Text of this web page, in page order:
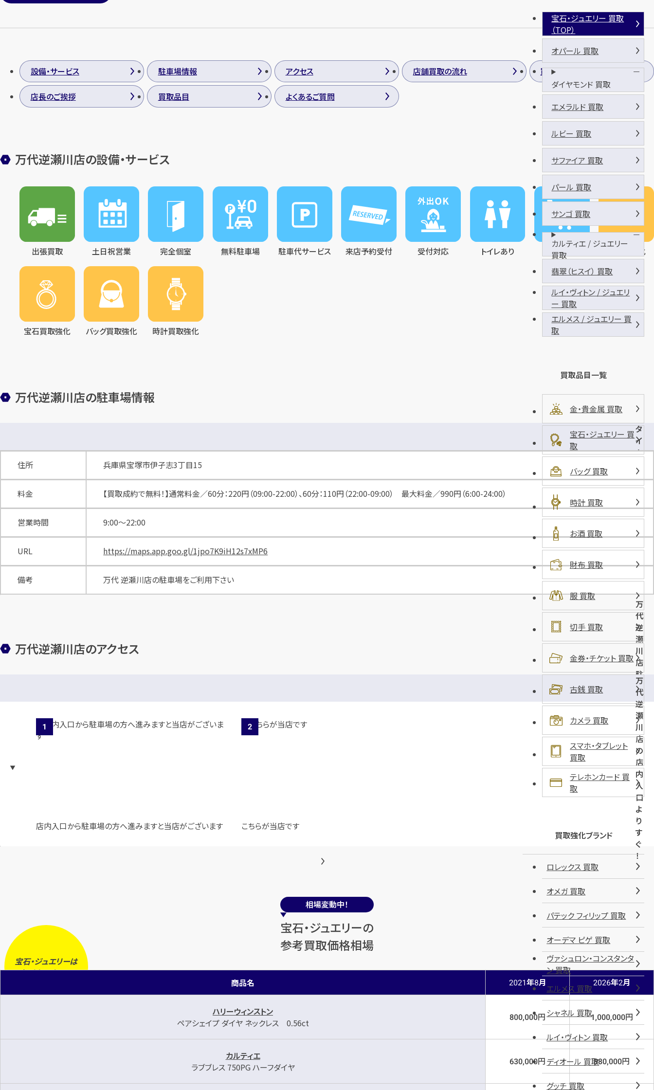
設備・サービス 駐車場情報 アクセス 店舗買取の流れ 買取方法
店長のご挨拶 買取品目 よくあるご質問
万代逆瀬川店の設備・サービス
出張買取 土日祝営業 完全個室 無料駐車場 駐車代サービス 来店予約受付 受付対応 トイレあり 商業施設内 金買取強化
宝石買取強化 バッグ買取強化 時計買取強化
万代逆瀬川店の駐車場情報
タ
イ
ム
逆
瀬
川
ロ
ー
ズ
ス
エ
ア
（
万
代
逆
瀬
川
店
駐
車
場
）
住所 兵庫県宝塚市伊孑志3丁目15
料金 【買取成約で無料！】通常料金／60分：220円（09:00-22:00）、60分：110円（22:00-09:00） 最大料金／990円（6:00-24:00）
営業時間 9:00〜22:00
URL https://maps.app.goo.gl/1jpo7K9iH12s7xMP6
備考 万代 逆瀬川店の駐車場をご利用下さい
万代逆瀬川店のアクセス
万
代
逆
瀬
川
店
の
店
内
入
口
よ
り
す
ぐ
！
店内入口から駐車場の方へ進みますと当店がございます こちらが当店です
相場変動中！
宝石・ジュエリーの
参考買取価格相場
宝石・ジュエリーは
今が売り時です！
商品名
2021年8月 2026年2月
ハリーウィンストン
ペアシェイプ ダイヤ ネックレス 0.56ct
800,000円 1,000,000円
カルティエ
ラブブレス 750PG ハーフダイヤ
630,000円 880,000円
宝石・ジュエリー 買取
（TOP）
オパール 買取
ダイヤモンド 買取
エメラルド 買取
ルビー 買取
サファイア 買取
パール 買取
サンゴ 買取
カルティエ / ジュエリー
買取
翡翠（ヒスイ） 買取
ルイ・ヴィトン / ジュエリ
ー 買取
エルメス / ジュエリー 買
取
買取品目一覧
金・貴金属 買取
宝石・ジュエリー 買
取
バッグ 買取
時計 買取
お酒 買取
財布 買取
服 買取
切手 買取
金券・チケット 買取
古銭 買取
カメラ 買取
スマホ・タブレット
買取
テレホンカード 買
取
買取強化ブランド
ロレックス 買取
オメガ 買取
パテック フィリップ 買取
オーデマ ピゲ 買取
ヴァシュロン・コンスタンタ
ン 買取
エルメス 買取
シャネル 買取
ルイ・ヴィトン 買取
ディオール 買取
グッチ 買取